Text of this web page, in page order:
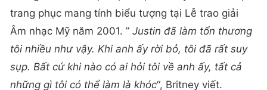
trang phục mang tính biểu tượng tại Lễ trao giải
Âm nhạc Mỹ năm 2001. ” Justin đã làm tổn thương
tôi nhiều như vậy. Khi anh ấy rời bỏ, tôi đã rất suy
sụp. Bất cứ khi nào có ai hỏi tôi về anh ấy, tất cả
những gì tôi có thể làm là khóc“, Britney viết.